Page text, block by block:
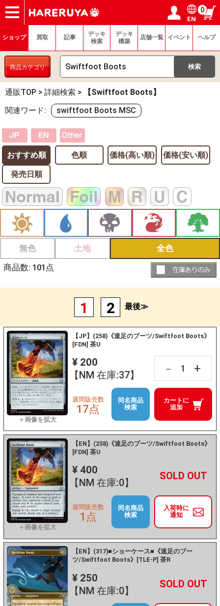
ショップ
買取
記事
デッキ検索
デッキ構築
選手一覧
店舗一覧
イベント
ヘルプ
お問い合わせ ログイン／会員登録
マイページ
EN
0
ショップ 買取 記事
デッキ
検索
デッキ
構築
店舗一覧 イベント ヘルプ
商品カテゴリ
通販TOP > 詳細検索 >
【Swiftfoot Boots】
関連ワード:
swiftfoot Boots MSC
おすすめ順 色順 価格(高い順) 価格(安い順)
発売日順
無色 土地 全色
商品数: 101 点
1 2 最後≫
【JP】(258)《速足のブーツ/Swiftfoot Boots》
[FDN] 茶U
¥ 200
【NM 在庫:37】
－ +
カートに
追加
週間販売数
17点
同名商品
検索
【EN】(258)《速足のブーツ/Swiftfoot Boots》
[FDN] 茶U
¥ 400
【NM 在庫:0】
－ +
入荷時に
通知
週間販売数
1点
同名商品
検索
【EN】(317)■ショーケース■《速足のブー
ツ/Swiftfoot Boots》[TLE-P] 茶R
¥ 250
【NM 在庫:0】
－ +